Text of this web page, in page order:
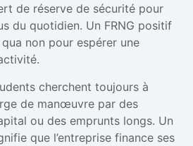
de réserve de sécurité pour
du quotidien. Un FRNG positif
non pour espérer une
cherchent toujours à
de manœuvre par des
ou des emprunts longs. Un
que l’entreprise finance ses